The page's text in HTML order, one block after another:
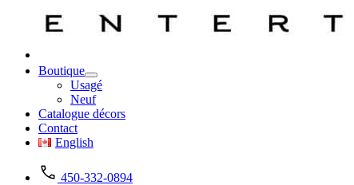
Boutique
Usagé
Neuf
Catalogue décors
Contact
English
450-332-0894